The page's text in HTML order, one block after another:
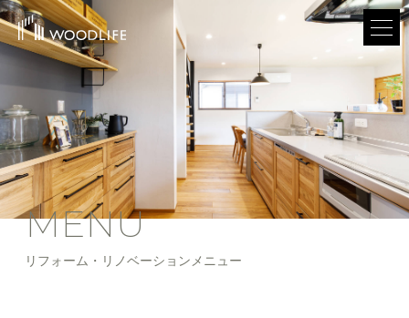
MENU
リフォーム・リノベーションメニュー